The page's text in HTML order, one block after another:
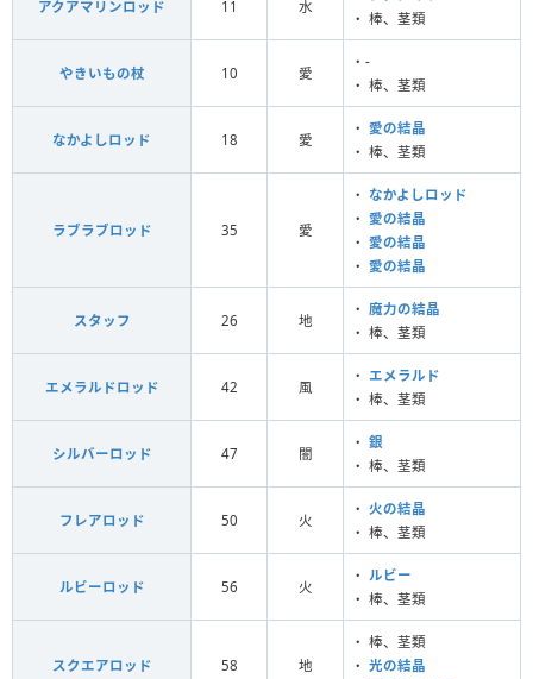
アクアマリンロッド 11 水
・ 棒、茎類
やきいもの杖 10 愛
・-
・ 棒、茎類
なかよしロッド 18 愛
・ 愛の結晶
・ 棒、茎類
ラブラブロッド 35 愛
・ なかよしロッド
・ 愛の結晶
・ 愛の結晶
・ 愛の結晶
スタッフ 26 地
・ 魔力の結晶
・ 棒、茎類
エメラルドロッド 42 風
・ エメラルド
・ 棒、茎類
シルバーロッド 47 闇
・ 銀
・ 棒、茎類
フレアロッド 50 火
・ 火の結晶
・ 棒、茎類
ルビーロッド 56 火
・ ルビー
・ 棒、茎類
スクエアロッド 58 地
・ 棒、茎類
・ 光の結晶